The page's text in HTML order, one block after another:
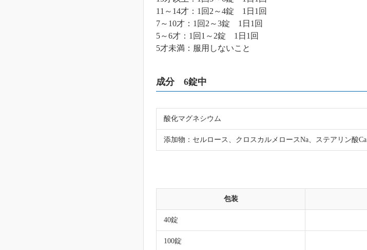
11～14才：1回2～4錠 1日1回
7～10才：1回2～3錠 1日1回
5～6才：1回1～2錠 1日1回
5才未満：服用しないこと
成分 6錠中
酸化マグネシウム
添加物：セルロース、クロスカルメロースNa、ステアリン酸Ca
包装
40錠
100錠